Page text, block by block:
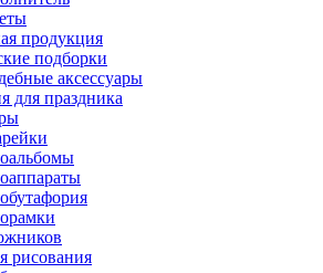
продукция
подборки
аксессуары
для праздника
рисования